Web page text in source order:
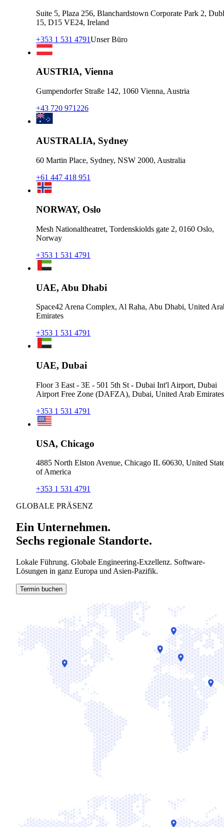
Suite 5, Plaza 256, Blanchardstown Corporate Park 2,
15, D15 VE24, Ireland
+353 1 531 4791Unser Büro
AUSTRIA, Vienna
Gumpendorfer Straße 142, 1060 Vienna, Austria
+43 720 971226
AUSTRALIA, Sydney
60 Martin Place, Sydney, NSW 2000, Australia
+61 447 418 951
NORWAY, Oslo
Mesh Nationaltheatret, Tordenskiolds gate 2, 0160 Oslo,
Norway
+353 1 531 4791
UAE, Abu Dhabi
Space42 Arena Complex, Al Raha, Abu Dhabi, United
Emirates
+353 1 531 4791
UAE, Dubai
Floor 3 East - 3E - 501 5th St - Dubai Int'l Airport, Dubai
Airport Free Zone (DAFZA), Dubai, United Arab Emirates
+353 1 531 4791
USA, Chicago
4885 North Elston Avenue, Chicago IL 60630, United
of America
+353 1 531 4791
GLOBALE PRÄSENZ
Ein Unternehmen.
Sechs regionale Standorte.
Lokale Führung. Globale Engineering-Exzellenz. Software-
Lösungen in ganz Europa und Asien-Pazifik.
Termin buchen